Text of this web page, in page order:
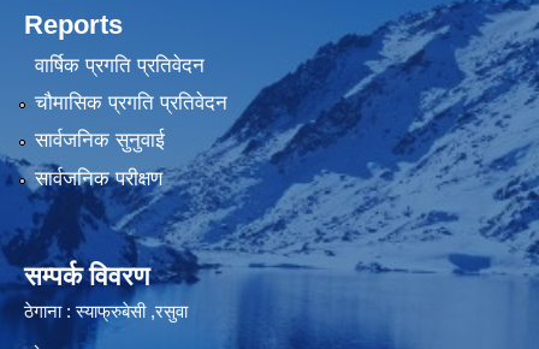
Reports
वार्षिक प्रगति प्रतिवेदन
चौमासिक प्रगति प्रतिवेदन
सार्वजनिक सुनुवाई
सार्वजनिक परीक्षण
सम्पर्क विवरण
ठेगाना : स्याफ्रुबेसी ,रसुवा